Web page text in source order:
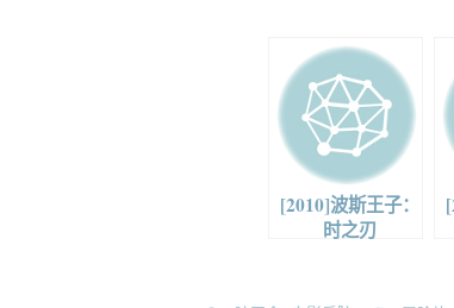
[2010]波斯王子：
时之刃